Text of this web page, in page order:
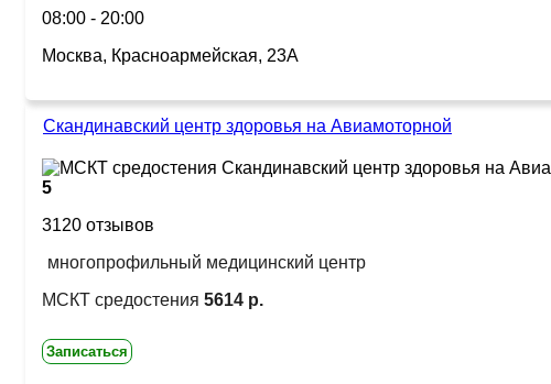
08:00 - 20:00
Москва, Красноармейская, 23А
Скандинавский центр здоровья на Авиамоторной
5
3120 отзывов
многопрофильный медицинский центр
МСКТ средостения 5614 р.
Записаться